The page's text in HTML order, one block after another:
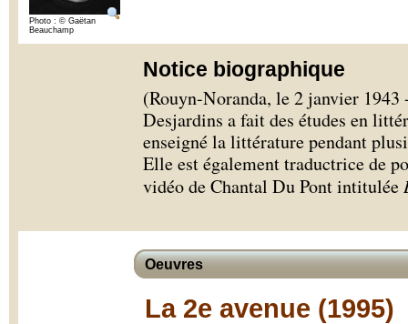
Photo : © Gaëtan
Beauchamp
Notice biographique
(Rouyn-Noranda, le 2 janvier
Desjardins a fait des études en
enseigné la littérature pendant
Elle est également traductrice de
vidéo de Chantal Du Pont intitulée
Oeuvres
La 2e avenue (1995)